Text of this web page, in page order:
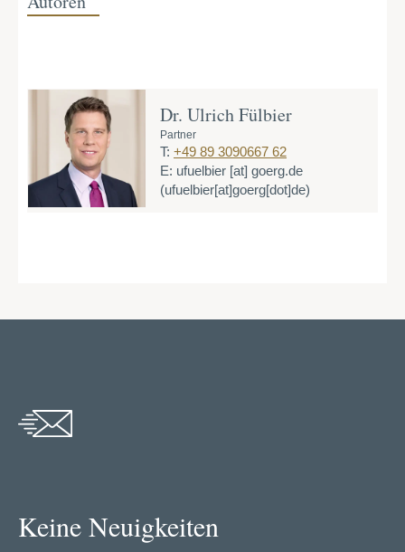
Dr. Ulrich Fülbier
Partner
T: +49 89 3090667 62
E: ufuelbier [at] goerg.de
(ufuelbier[at]goerg[dot]de)
Keine Neuigkeiten